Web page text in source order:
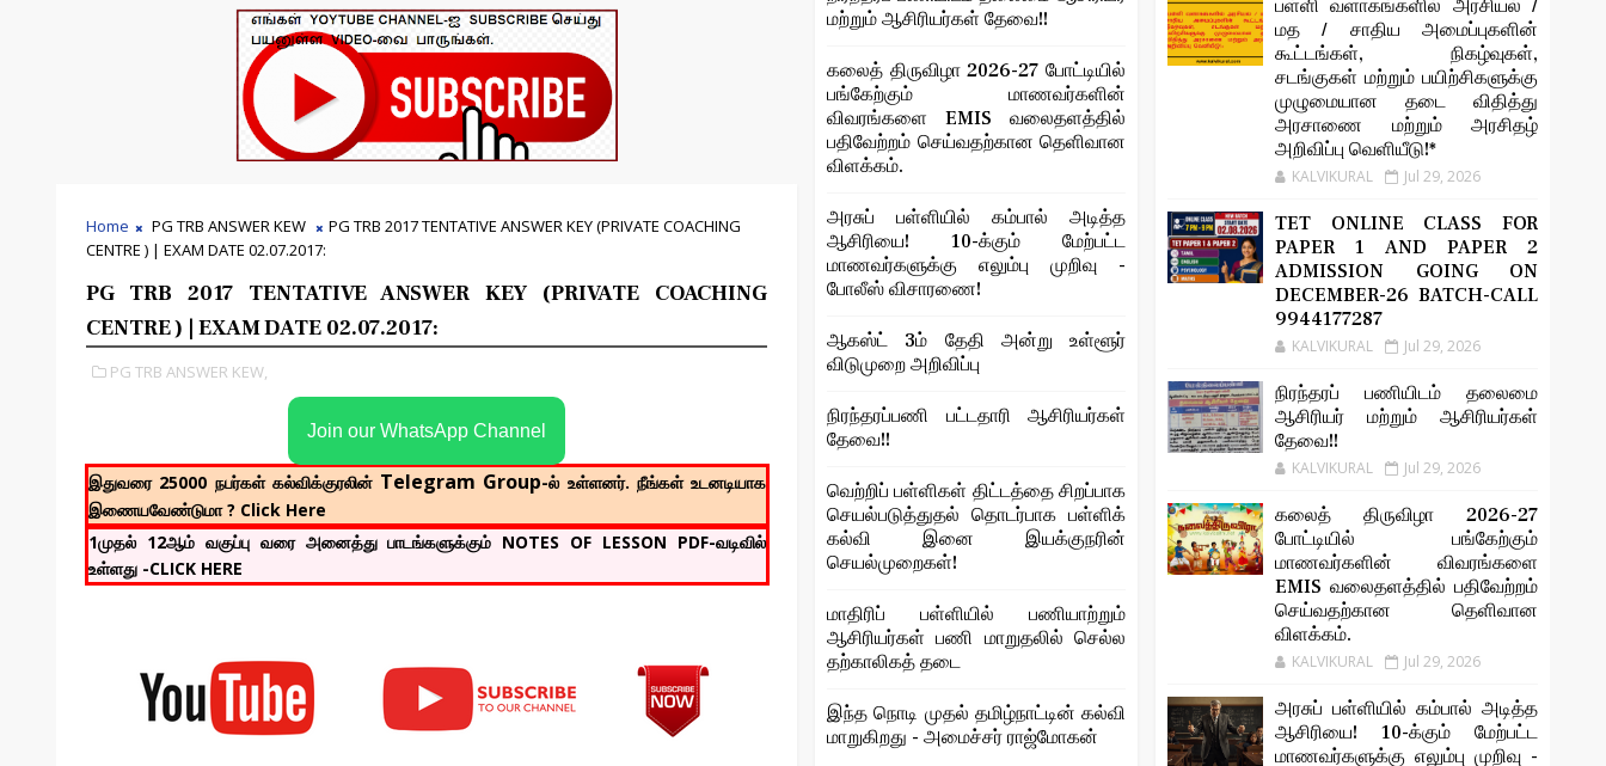
Home PG TRB ANSWER KEW
PG TRB 2017 TENTATIVE ANSWER KEY (PRIVATE COACHING
CENTRE ) | EXAM DATE 02.07.2017:
PG TRB 2017 TENTATIVE ANSWER KEY (PRIVATE COACHING
CENTRE ) | EXAM DATE 02.07.2017:
PG TRB ANSWER KEW,
Join our WhatsApp Channel
இதுவரை 25000 நபர்கள் கல்விக்குரலின் Telegram Group-ல் உள்ளனர். நீங்கள் உடனடியாக
இணையவேண்டுமா ? Click Here
1முதல் 12ஆம் வகுப்பு வரை அனைத்து பாடங்களுக்கும் NOTES OF LESSON PDF-வடிவில்
உள்ளது -CLICK HERE
மற்றும் ஆசிரியர்கள் தேவை!!
கலைத் திருவிழா 2026-27 போட்டியில்
பங்கேற்கும் மாணவர்களின்
விவரங்களை EMIS வலைதளத்தில்
பதிவேற்றம் செய்வதற்கான தெளிவான
விளக்கம்.
அரசுப் பள்ளியில் கம்பால் அடித்த
ஆசிரியை! 10-க்கும் மேற்பட்ட
மாணவர்களுக்கு எலும்பு முறிவு -
போலீஸ் விசாரணை!
ஆகஸ்ட் 3ம் தேதி அன்று உள்ளூர்
விடுமுறை அறிவிப்பு
நிரந்தரப்பணி பட்டதாரி ஆசிரியர்கள்
தேவை!!
வெற்றிப் பள்ளிகள் திட்டத்தை சிறப்பாக
செயல்படுத்துதல் தொடர்பாக பள்ளிக்
கல்வி இனை இயக்குநரின்
செயல்முறைகள்!
மாதிரிப் பள்ளியில் பணியாற்றும்
ஆசிரியர்கள் பணி மாறுதலில் செல்ல
தற்காலிகத் தடை
இந்த நொடி முதல் தமிழ்நாட்டின் கல்வி
மாறுகிறது - அமைச்சர் ராஜ்மோகன்
பள்ளி வளாகங்களில் அரசியல் /
மத / சாதிய அமைப்புகளின்
கூட்டங்கள், நிகழ்வுகள்,
சடங்குகள் மற்றும் பயிற்சிகளுக்கு
முழுமையான தடை விதித்து
அரசாணை மற்றும் அரசிதழ்
அறிவிப்பு வெளியீடு!*
KALVIKURAL Jul 29, 2026
TET ONLINE CLASS FOR
PAPER 1 AND PAPER 2
ADMISSION GOING ON
DECEMBER-26 BATCH-CALL
9944177287
KALVIKURAL Jul 29, 2026
நிரந்தரப் பணியிடம் தலைமை
ஆசிரியர் மற்றும் ஆசிரியர்கள்
தேவை!!
KALVIKURAL Jul 29, 2026
கலைத் திருவிழா 2026-27
போட்டியில் பங்கேற்கும்
மாணவர்களின் விவரங்களை
EMIS வலைதளத்தில் பதிவேற்றம்
செய்வதற்கான தெளிவான
விளக்கம்.
KALVIKURAL Jul 29, 2026
அரசுப் பள்ளியில் கம்பால் அடித்த
ஆசிரியை! 10-க்கும் மேற்பட்ட
மாணவர்களுக்கு எலும்பு முறிவு -